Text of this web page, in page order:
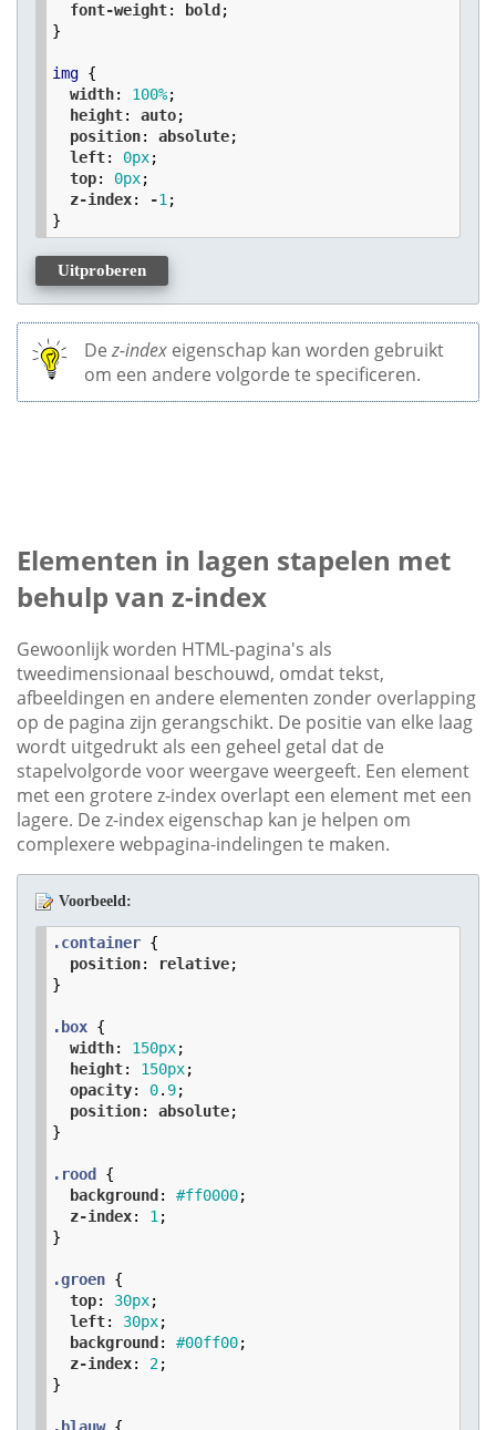
font-weight: bold ;
}
img {
width: 100%;
height: auto;
position: absolute;
left: 0px;
top: 0px;
z-index: -1 ;
}
Uitproberen
De z-index eigenschap kan worden gebruikt
om een andere volgorde te specificeren.
Elementen in lagen stapelen met
behulp van z-index
Gewoonlijk worden HTML-pagina's als
tweedimensionaal beschouwd, omdat tekst,
afbeeldingen en andere elementen zonder overlapping
op de pagina zijn gerangschikt. De positie van elke laag
wordt uitgedrukt als een geheel getal dat de
stapelvolgorde voor weergave weergeeft. Een element
met een grotere z-index overlapt een element met een
lagere. De z-index eigenschap kan je helpen om
complexere webpagina-indelingen te maken.
Voorbeeld:
.container {
position: relative;
}
.box {
width: 150px;
height: 150px;
opacity: 0. 9;
position: absolute;
}
.rood
{
background : #ff0000;
z-index: 1 ;
}
.groen {
top: 30px;
left: 30px;
background : #00ff00;
z-index: 2;
}